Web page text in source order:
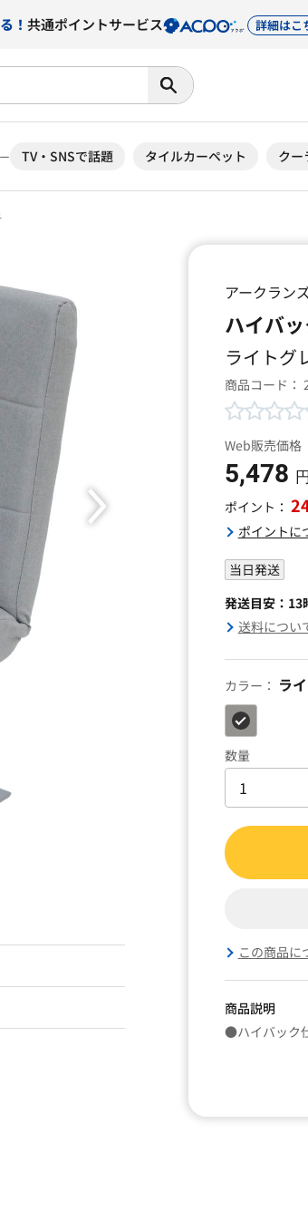
！ 共通ポイントサービス 詳細はこ
TV・SNSで話題 タイルカーペット クー
アークラン
ハイバ
ライトグ
商品コード：
Web販売価格
5,478
ポイント：
ポイントに
当日発送
発送目安：13
送料につい
カラー： ラ
数量
この商品に
商品説明
●ハイバック